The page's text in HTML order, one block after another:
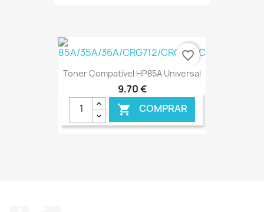
€ ONLINE
Toner Compatível HP85A Universal
9,70 €
 COMPRAR
favorite_border